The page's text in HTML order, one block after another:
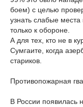
боем) с целью
узнать слабые
только к обороне.
А для тех, кто не в
Сумгаите, когда
стариков.
Противопожарная
В России появилась